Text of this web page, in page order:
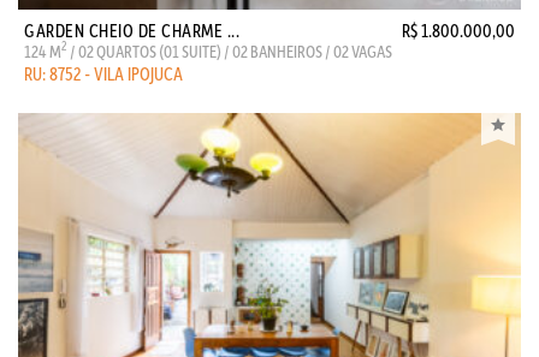
GARDEN CHEIO DE CHARME ... R$ 1.800.000,00
124 M2 / 02 QUARTOS (01 SUITE) / 02 BANHEIROS / 02 VAGAS
RU: 8752 - VILA IPOJUCA